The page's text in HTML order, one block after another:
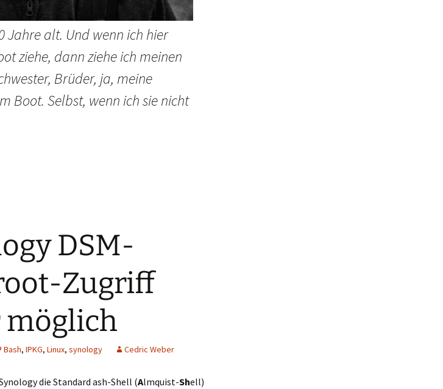
Jahre alt. Und wenn ich hier
ziehe, dann ziehe ich meinen
Brüder, ja, meine
Boot. Selbst, wenn ich sie nicht
DSM-
Zugriff
Bash, IPKG, Linux, synology Cedric Weber
die Standard ash-Shell (Almquist-Shell)